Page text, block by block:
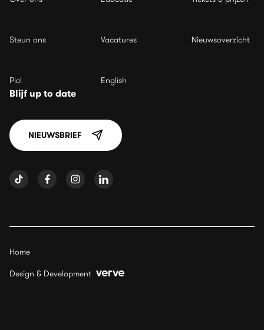
Steun ons Vacatures Nieuwsoverzicht
Picl English
Blijf up to date
NIEUWSBRIEF
Home
Design & Development